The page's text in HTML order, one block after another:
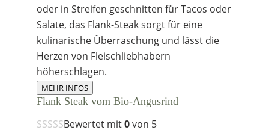
MEHR INFOS
Flank Steak vom Bio-Angusrind
Bewertet mit0von 5